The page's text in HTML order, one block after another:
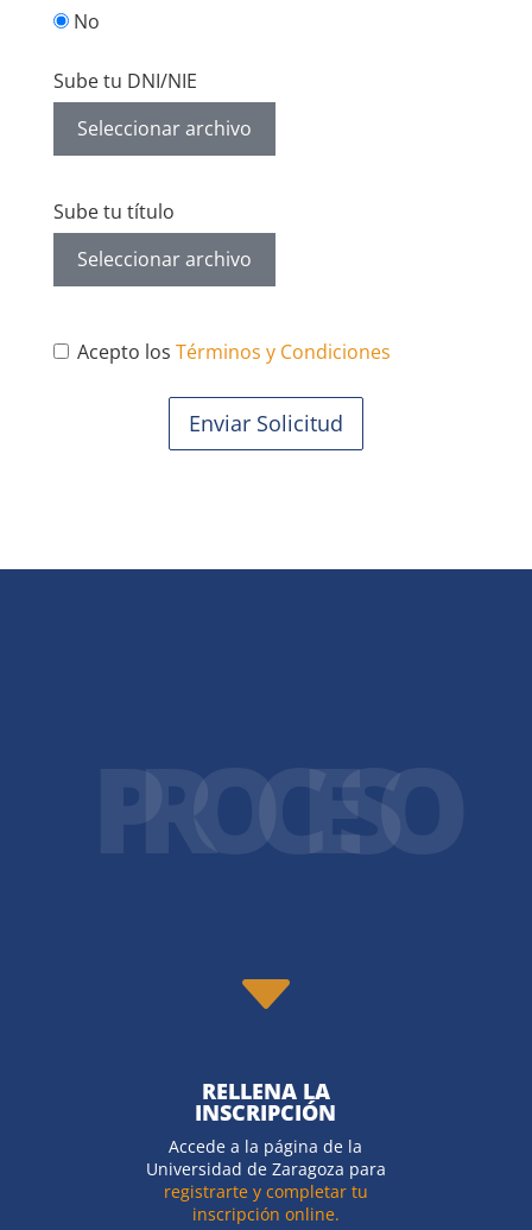
No
Sube tu DNI/NIE
Seleccionar archivo
Sube tu título
Seleccionar archivo
Acepto los Términos y Condiciones
Enviar Solicitud
PROCESO
C
RELLENA LA
INSCRIPCIÓN
Accede a la página de la
Universidad de Zaragoza para
registrarte y completar tu
inscripción online.